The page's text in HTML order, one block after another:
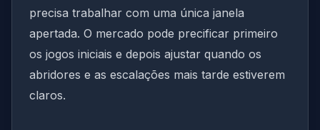
precisa trabalhar com uma única janela
apertada. O mercado pode precificar primeiro
os jogos iniciais e depois ajustar quando os
abridores e as escalações mais tarde estiverem
claros.